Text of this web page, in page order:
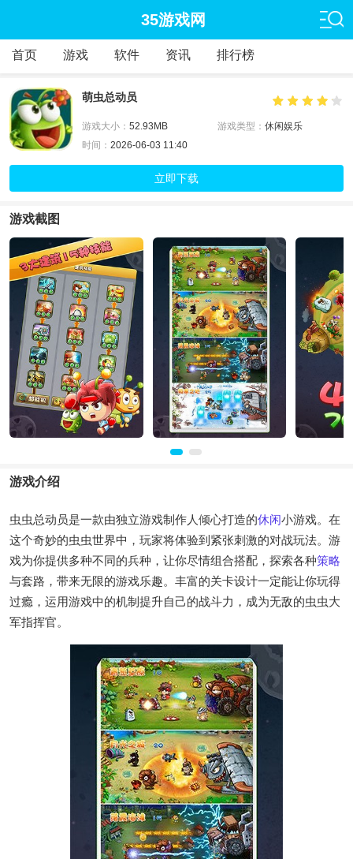
35游戏网
首页 游戏 软件 资讯 排行榜
萌虫总动员
游戏大小： 52.93MB 游戏类型： 休闲娱乐
时间： 2026-06-03 11:40
立即下载
游戏截图
游戏介绍
虫虫总动员是一款由独立游戏制作人倾心打造的休闲小游戏。在
这个奇妙的虫虫世界中，玩家将体验到紧张刺激的对战玩法。游
戏为你提供多种不同的兵种，让你尽情组合搭配，探索各种策略
与套路，带来无限的游戏乐趣。丰富的关卡设计一定能让你玩得
过瘾，运用游戏中的机制提升自己的战斗力，成为无敌的虫虫大
军指挥官。